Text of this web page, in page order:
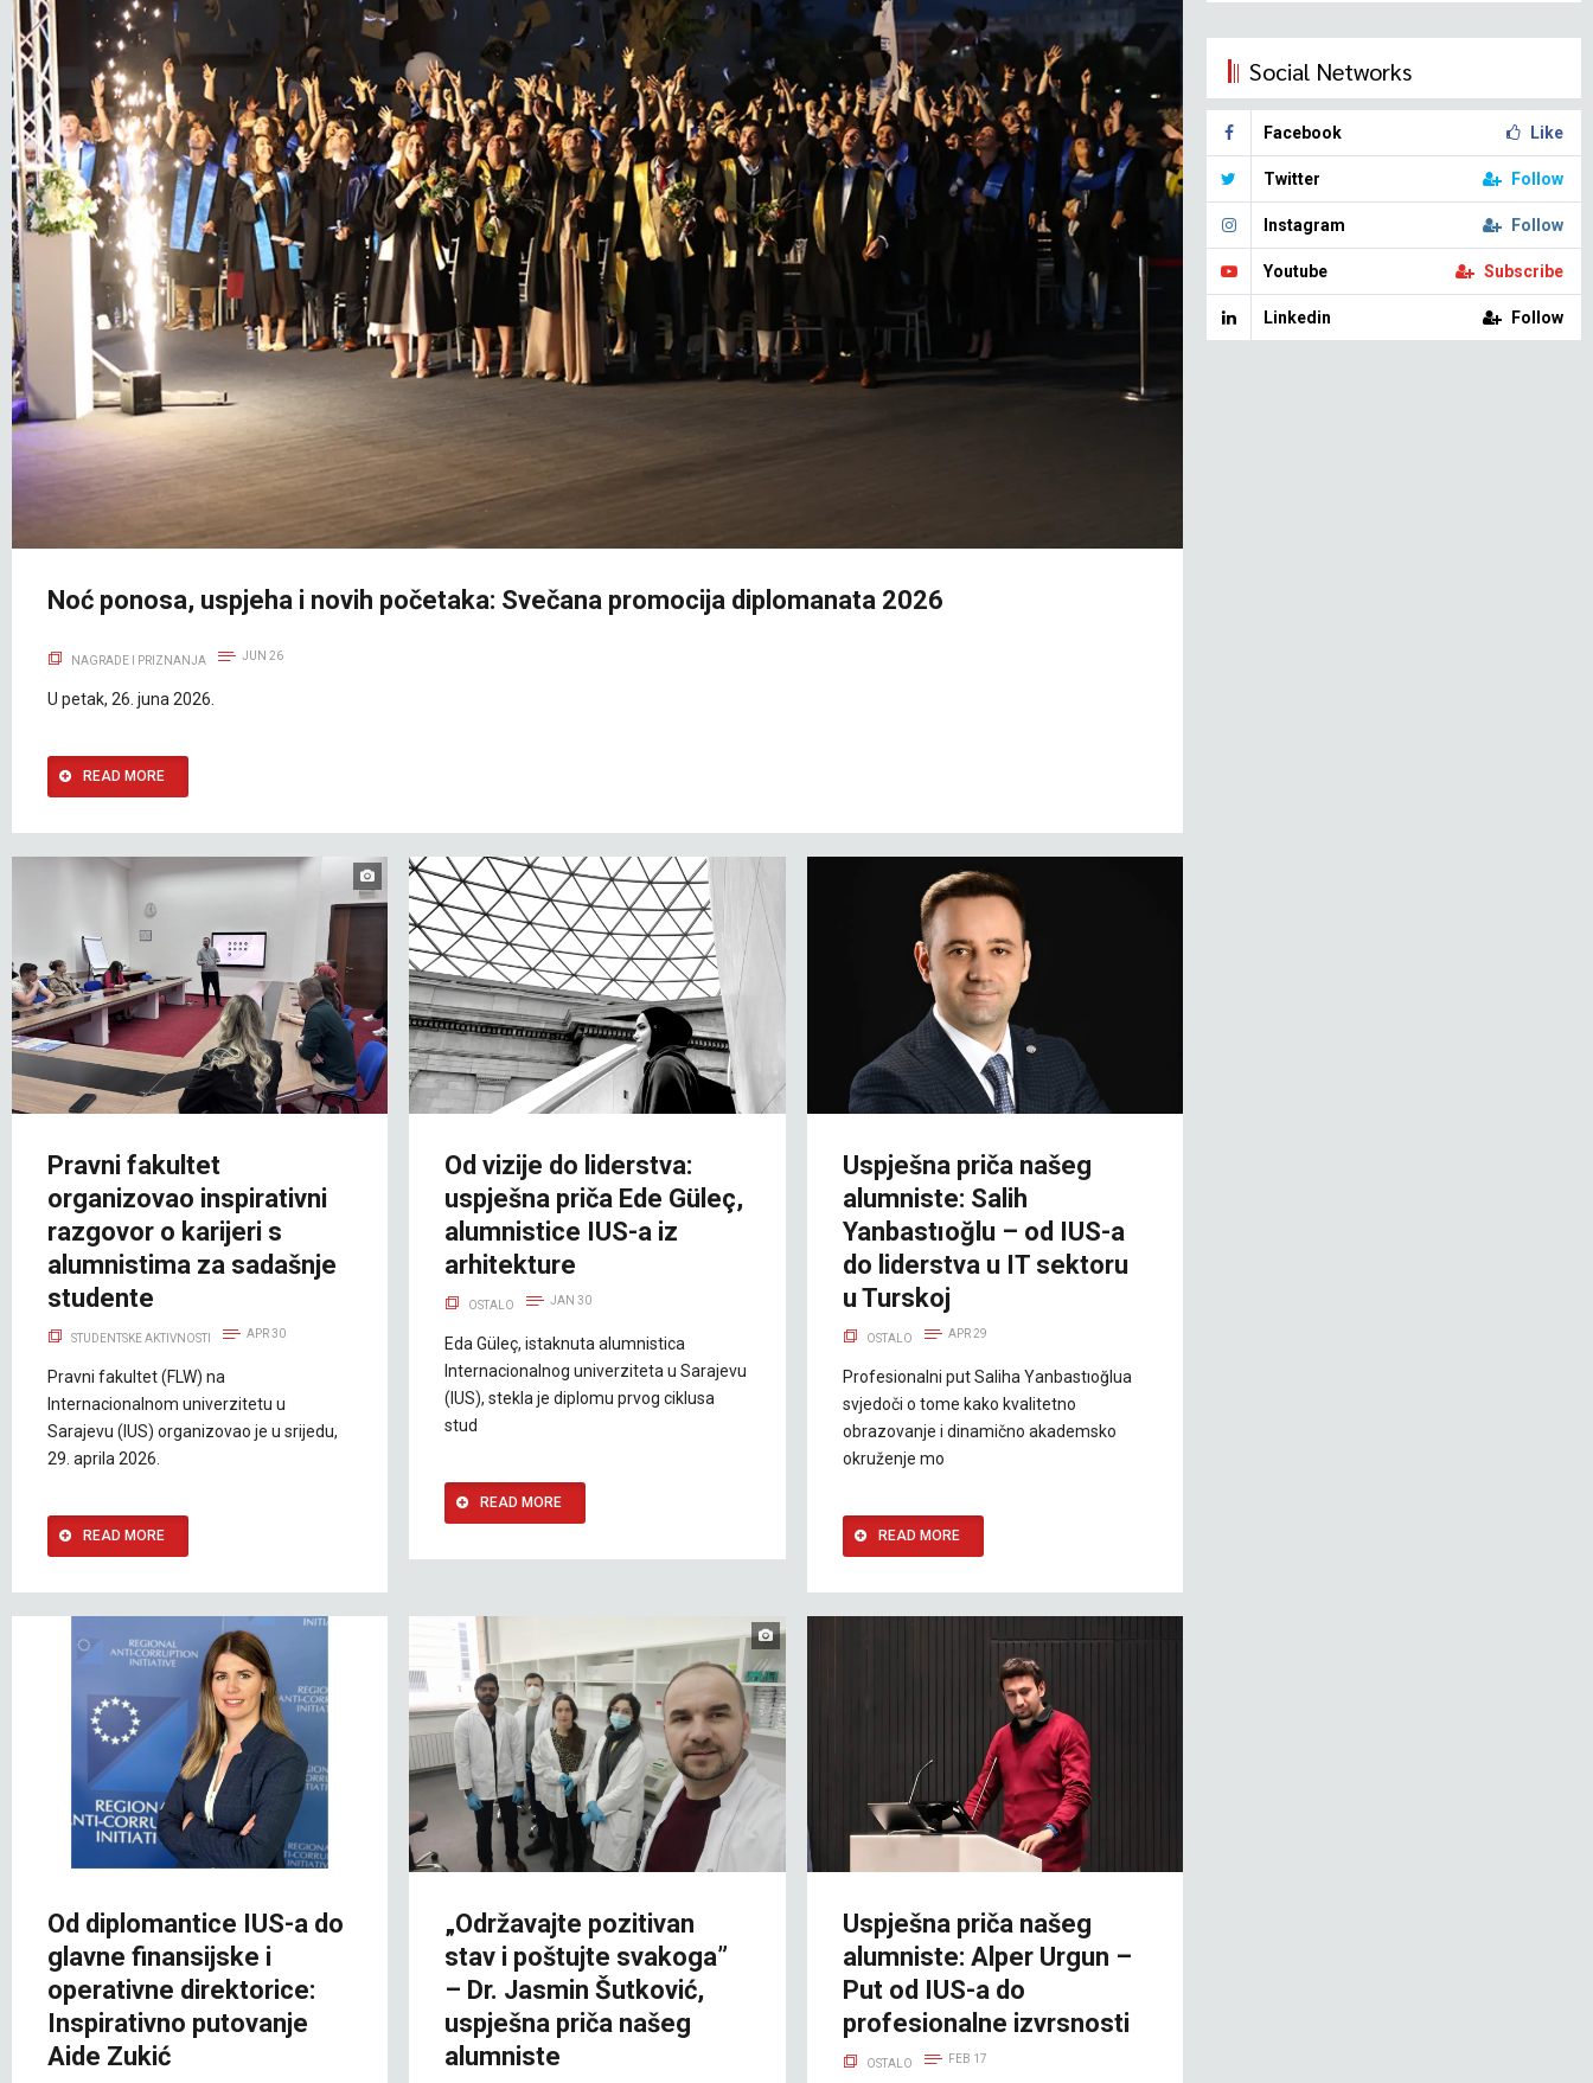
Noć ponosa, uspjeha i novih početaka: Svečana promocija diplomanata 2026
NAGRADE I PRIZNANJA JUN 26
U petak, 26. juna 2026.
READ MORE
Pravni fakultet
organizovao inspirativni
razgovor o karijeri s
alumnistima za sadašnje
studente
STUDENTSKE AKTIVNOSTI APR 30
Pravni fakultet (FLW) na
Internacionalnom univerzitetu u
Sarajevu (IUS) organizovao je u srijedu,
29. aprila 2026.
READ MORE
Od vizije do liderstva:
uspješna priča Ede Güleç,
alumnistice IUS-a iz
arhitekture
OSTALO JAN 30
Eda Güleç, istaknuta alumnistica
Internacionalnog univerziteta u Sarajevu
(IUS), stekla je diplomu prvog ciklusa
stud
READ MORE
Uspješna priča našeg
alumniste: Salih
Yanbastıoğlu – od IUS-a
do liderstva u IT sektoru
u Turskoj
OSTALO APR 29
Profesionalni put Saliha Yanbastıoğlua
svjedoči o tome kako kvalitetno
obrazovanje i dinamično akademsko
okruženje mo
READ MORE
Od diplomantice IUS-a do
glavne finansijske i
operativne direktorice:
Inspirativno putovanje
Aide Zukić
„Održavajte pozitivan
stav i poštujte svakoga”
– Dr. Jasmin Šutković,
uspješna priča našeg
alumniste
Uspješna priča našeg
alumniste: Alper Urgun –
Put od IUS-a do
profesionalne izvrsnosti
OSTALO FEB 17
Social Networks
Facebook Like
Twitter Follow
Instagram Follow
Youtube Subscribe
Linkedin Follow